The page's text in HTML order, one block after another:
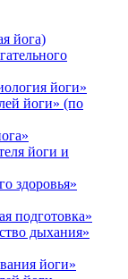
йога)
йоги»
йоги» (по
йоги и
здоровья»
подготовка»
дыхания»
йоги»